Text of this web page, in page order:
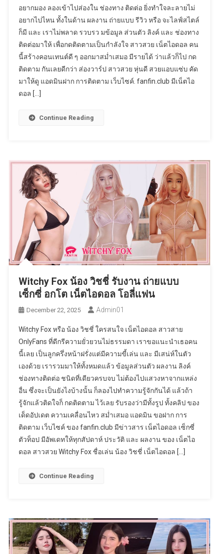
อยากมอง ลองเข้าไปส่องใน ช่องทาง ติดต่อ ยิ่งทำใจละลายไม่
อยากไปไหน ทั้งในด้าน ผลงาน ถ่ายแบบ รีวิว หรือ จะไลฟ์สไตล์
ก็มี และ เราไม่พลาด รวบรว มข้อมูล ส่วนตัว ลิงค์ และ ช่องทาง
ติดต่อมาให้ เพื่อกดติดตามเป็นกำลังใจ สาวสวย เน็ตไอดอล คน
นี้สร้างคอนเทนต์ดี ๆ ออกมาสม่ำเสมอ มีรายได้ ว่าแล้วก็ไป กด
ติดตาม กันเลยดีกว่า ส่องวาร์ป สาวสวย หุ่นดี สวยแอบแซ่บ คัด
มาให้ดู แอดมินฝาก การติดตาม เว็บไซค์. fanfin.club มีเน็ตไอ
ดอล […]
Continue Reading
Witchy Fox น้อง วิชชี่ รับงาน ถ่ายแบบ
เซ็กซี่ อกโต เน็ตไอดอล โอลี่แฟน
December 22, 2025 Admin01
Witchy Fox หรือ น้อง วิชชี่ ใครสนใจ เน็ตไอดอล สาวสาย
OnlyFans ที่ดีกรีความยั่วยวนไม่ธรรมดา เราขอแนะนำเธอคน
นี้เลย เป็นลูกครึ่งหน้าฝรั่งแต่มีความขี้เล่น และ มีเสน่ห์ในตัว
เองด้วย เรารวมมาให้ทั้งหมดแล้ว ข้อมูลส่วนตัว ผลงาน ลิงค์
ช่องทางติดต่อ ชนิดที่เดียวครบจบ ไม่ต้องไปแสวงหาจากแหล่ง
อื่น ซึ่งจะเป็นยังไงบ้างนั้น ก็ลองไปทำความรู้จักกันได้ แล้วถ้า
รู้จักแล้วติดใจก็ กดติดตาม ไว้เลย รับรองว่ามีทั้งรูป ทั้งคลิป ของ
เด็ดอัปเดต ความเคลื่อนไหว สม่ำเสมอ แอดมิน ขอฝาก การ
ติดตาม เว็บไซค์ ของ fanfin.club มีข่าวสาร เน็ตไอดอล เซ็กซี่
ตัวท็อป มีอัพเดทให้ทุกสัปดาห์ ประวัติ และ ผลงาน ของ เน็ตไอ
ดอล สาวสวย Witchy Fox ชื่อเล่น น้อง วิชชี่ เน็ตไอดอล […]
Continue Reading